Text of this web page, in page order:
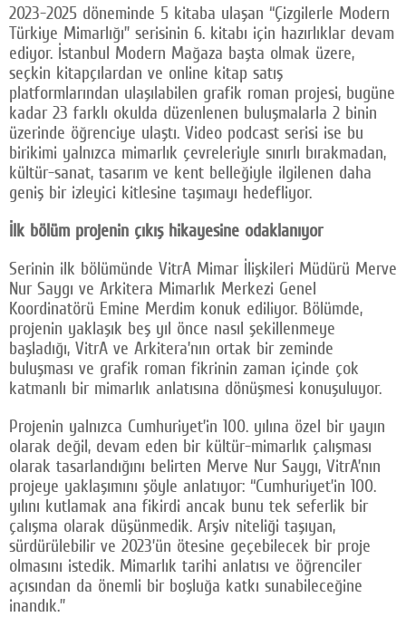
2023-2025 döneminde 5 kitaba ulaşan “Çizgilerle Modern
Türkiye Mimarlığı” serisinin 6. kitabı için hazırlıklar devam
ediyor. İstanbul Modern Mağaza başta olmak üzere,
seçkin kitapçılardan ve online kitap satış
platformlarından ulaşılabilen grafik roman projesi, bugüne
kadar 23 farklı okulda düzenlenen buluşmalarla 2 binin
üzerinde öğrenciye ulaştı. Video podcast serisi ise bu
birikimi yalnızca mimarlık çevreleriyle sınırlı bırakmadan,
kültür-sanat, tasarım ve kent belleğiyle ilgilenen daha
geniş bir izleyici kitlesine taşımayı hedefliyor.
İlk bölüm projenin çıkış hikayesine odaklanıyor
Serinin ilk bölümünde VitrA Mimar İlişkileri Müdürü Merve
Nur Saygı ve Arkitera Mimarlık Merkezi Genel
Koordinatörü Emine Merdim konuk ediliyor. Bölümde,
projenin yaklaşık beş yıl önce nasıl şekillenmeye
başladığı, VitrA ve Arkitera’nın ortak bir zeminde
buluşması ve grafik roman fikrinin zaman içinde çok
katmanlı bir mimarlık anlatısına dönüşmesi konuşuluyor.
Projenin yalnızca Cumhuriyet’in 100. yılına özel bir yayın
olarak değil, devam eden bir kültür-mimarlık çalışması
olarak tasarlandığını belirten Merve Nur Saygı, VitrA’nın
projeye yaklaşımını şöyle anlatıyor: “Cumhuriyet’in 100.
yılını kutlamak ana fikirdi ancak bunu tek seferlik bir
çalışma olarak düşünmedik. Arşiv niteliği taşıyan,
sürdürülebilir ve 2023’ün ötesine geçebilecek bir proje
olmasını istedik. Mimarlık tarihi anlatısı ve öğrenciler
açısından da önemli bir boşluğa katkı sunabileceğine
inandık.”